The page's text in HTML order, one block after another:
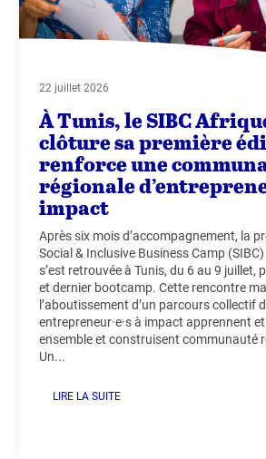
22 juillet 2026
À Tunis, le SIBC
clôture sa première
renforce une
régionale
impact
Après six mois d’accompagnement, la
Social & Inclusive Business Camp
s’est retrouvée à Tunis, du 6 au 9 juillet,
et dernier bootcamp. Cette rencontre
l’aboutissement d’un parcours collectif
entrepreneur·e·s à impact apprennent
ensemble et construisent communauté
Un...
LIRE LA SUITE